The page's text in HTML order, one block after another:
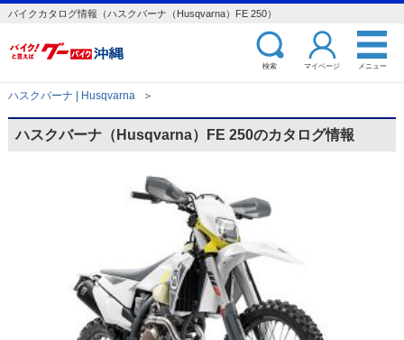
バイクカタログ情報（ハスクバーナ（Husqvarna）FE 250）
検索 マイページ メニュー
ハスクバーナ | Husqvarna ＞
ハスクバーナ（Husqvarna）FE 250のカタログ情報